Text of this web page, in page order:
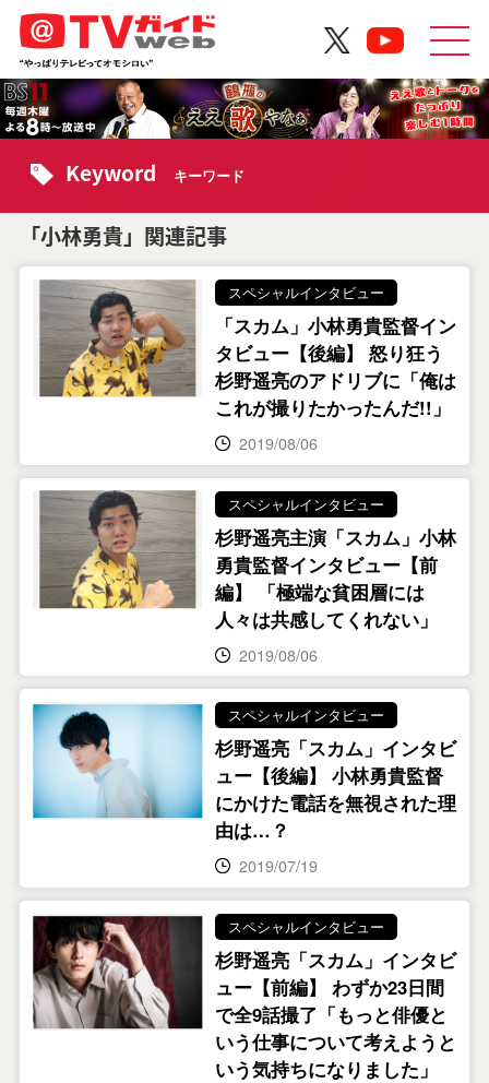
Keyword キーワード
「小林勇貴」関連記事
スペシャルインタビュー
「スカム」小林勇貴監督イン
タビュー【後編】 怒り狂う
杉野遥亮のアドリブに「俺は
これが撮りたかったんだ!!」
2019/08/06
スペシャルインタビュー
杉野遥亮主演「スカム」小林
勇貴監督インタビュー【前
編】 「極端な貧困層には
人々は共感してくれない」
2019/08/06
スペシャルインタビュー
杉野遥亮「スカム」インタビ
ュー【後編】 小林勇貴監督
にかけた電話を無視された理
由は…？
2019/07/19
スペシャルインタビュー
杉野遥亮「スカム」インタビ
ュー【前編】 わずか23日間
で全9話撮了「もっと俳優と
いう仕事について考えようと
いう気持ちになりました」